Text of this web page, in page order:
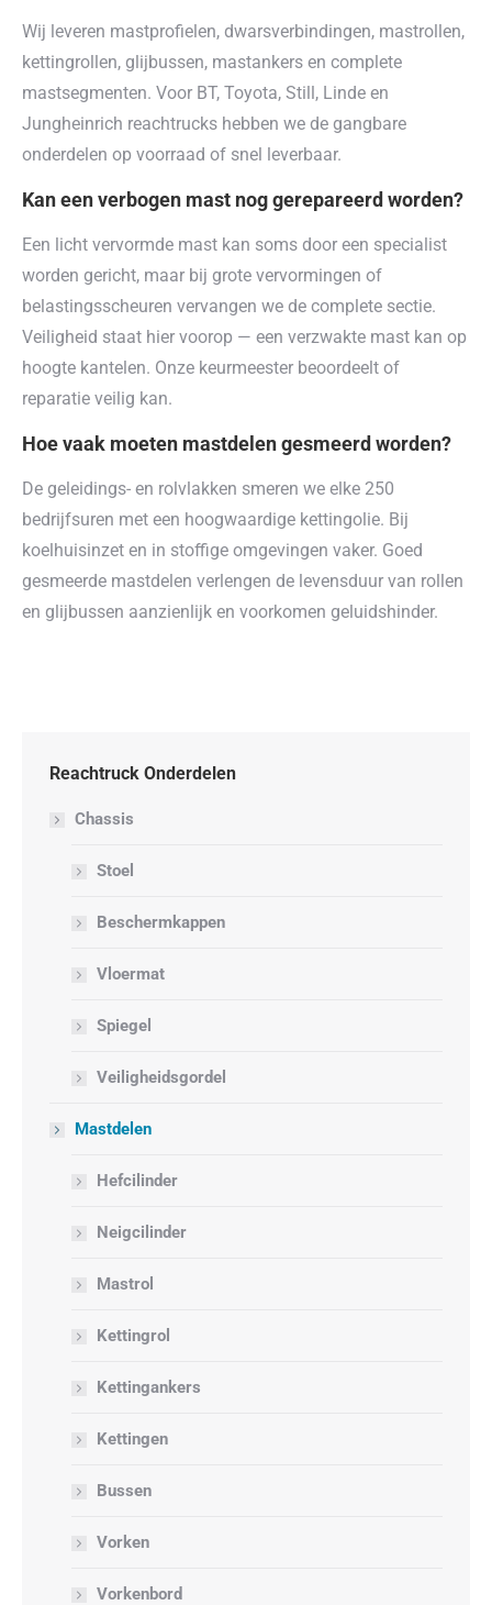
Wij leveren mastprofielen, dwarsverbindingen, mastrollen,
kettingrollen, glijbussen, mastankers en complete
mastsegmenten. Voor BT, Toyota, Still, Linde en
Jungheinrich reachtrucks hebben we de gangbare
onderdelen op voorraad of snel leverbaar.
Kan een verbogen mast nog gerepareerd worden?
Een licht vervormde mast kan soms door een specialist
worden gericht, maar bij grote vervormingen of
belastingsscheuren vervangen we de complete sectie.
Veiligheid staat hier voorop — een verzwakte mast kan op
hoogte kantelen. Onze keurmeester beoordeelt of
reparatie veilig kan.
Hoe vaak moeten mastdelen gesmeerd worden?
De geleidings- en rolvlakken smeren we elke 250
bedrijfsuren met een hoogwaardige kettingolie. Bij
koelhuisinzet en in stoffige omgevingen vaker. Goed
gesmeerde mastdelen verlengen de levensduur van rollen
en glijbussen aanzienlijk en voorkomen geluidshinder.
Reachtruck Onderdelen
Chassis
Stoel
Beschermkappen
Vloermat
Spiegel
Veiligheidsgordel
Mastdelen
Hefcilinder
Neigcilinder
Mastrol
Kettingrol
Kettingankers
Kettingen
Bussen
Vorken
Vorkenbord